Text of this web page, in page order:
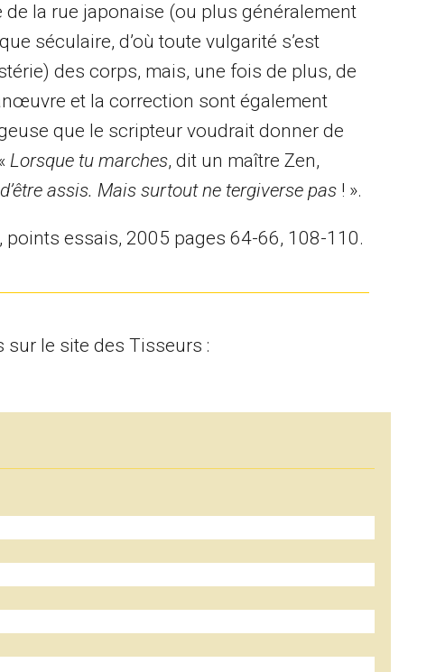
la rue japonaise (ou plus généralement
séculaire, d’où toute vulgarité s’est
des corps, mais, une fois de plus, de
et la correction sont également
que le scripteur voudrait donner de
Lorsque tu marches, dit un maître Zen,
assis. Mais surtout ne tergiverse pas ! ».
points essais, 2005 pages 64-66, 108-110.
sur le site des Tisseurs :